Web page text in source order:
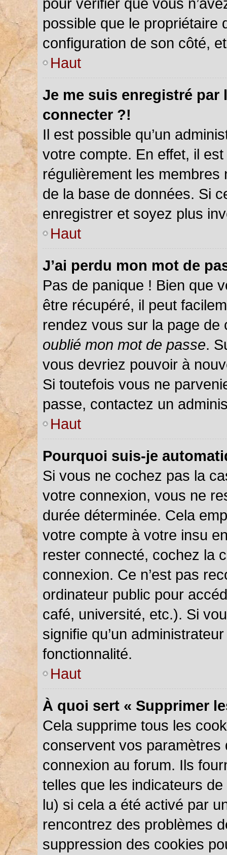
possible que le propriétaire
configuration de son côté,
Haut
Je me suis enregistré par
connecter ?!
Il est possible qu’un
votre compte. En effet, il
régulièrement les
de la base de données. Si
enregistrer et soyez plus
Haut
J’ai perdu mon mot de
Pas de panique ! Bien que
être récupéré, il peut
rendez vous sur la page
oublié mon mot de passe.
vous devriez pouvoir à
Si toutefois vous ne
passe, contactez un
Haut
Pourquoi suis-je
Si vous ne cochez pas la
votre connexion, vous ne
durée déterminée. Cela
votre compte à votre insu
rester connecté, cochez la
connexion. Ce n’est pas
ordinateur public pour
café, université, etc.). Si
signifie qu’un
fonctionnalité.
Haut
À quoi sert « Supprimer
Cela supprime tous les
conservent vos paramètres
connexion au forum. Ils
telles que les indicateurs
lu) si cela a été activé par
rencontrez des problèmes
suppression des cookies